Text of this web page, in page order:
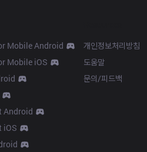
Mobile Android
Mobile iOS
Android
iOS
개인정보처리방침
도움말
문의/피드백